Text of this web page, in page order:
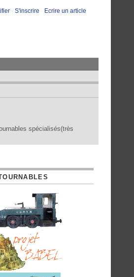
- S'inscrire - Ecrire un article
spécialisés(très